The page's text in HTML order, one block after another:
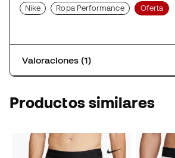
Nike Ropa Performance Oferta
Valoraciones (1)
Productos similares